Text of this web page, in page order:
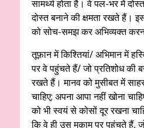
सामर्थ्य होता है। वे पल-भर में
दोस्त बनाने की क्षमता रखते हैं।
को सोच-समझ कर अभिव्यक्त
तूफ़ान में किश्तियां/ अभिमान में
पर वे पहुंचते हैं/ जो प्रतिशोध की
रखते हैं। मानव को मुसीबत में
चाहिए; अपना आपा नहीं खोना
को भी स्वयं से कोसों दूर रखना
कि वे ही उस मुक़ाम पर पहुंचते हैं,